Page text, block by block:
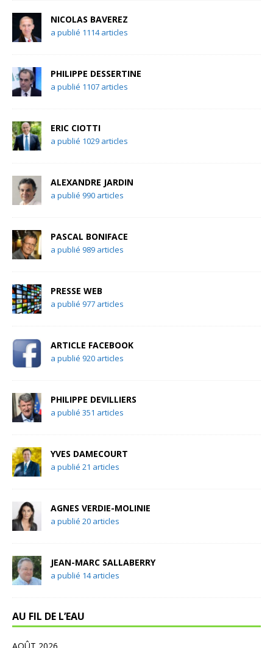
NICOLAS BAVEREZ
a publié 1114 articles
PHILIPPE DESSERTINE
a publié 1107 articles
ERIC CIOTTI
a publié 1029 articles
ALEXANDRE JARDIN
a publié 990 articles
PASCAL BONIFACE
a publié 989 articles
PRESSE WEB
a publié 977 articles
ARTICLE FACEBOOK
a publié 920 articles
PHILIPPE DEVILLIERS
a publié 351 articles
YVES DAMECOURT
a publié 21 articles
AGNES VERDIE-MOLINIE
a publié 20 articles
JEAN-MARC SALLABERRY
a publié 14 articles
AU FIL DE L’EAU